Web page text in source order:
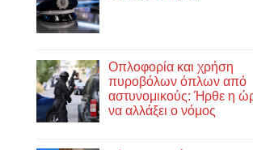
Οπλοφορία και χρήση
πυροβόλων όπλων από
αστυνομικούς: Ήρθε η
να αλλάξει ο νόμος